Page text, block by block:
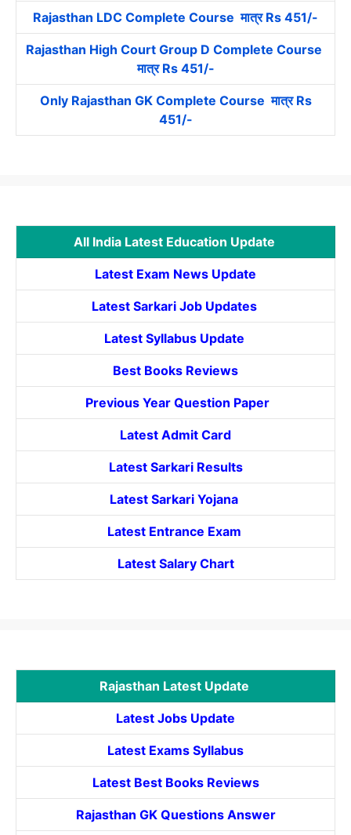
Rajasthan LDC Complete Course मात्र Rs 451/-
Rajasthan High Court Group D Complete Course
मात्र Rs 451/-
Only Rajasthan GK Complete Course मात्र Rs
451/-
All India Latest Education Update
Latest Exam News Update
Latest Sarkari Job Updates
Latest Syllabus Update
Best Books Reviews
Previous Year Question Paper
Latest Admit Card
Latest Sarkari Results
Latest Sarkari Yojana
Latest Entrance Exam
Latest Salary Chart
Rajasthan Latest Update
Latest Jobs Update
Latest Exams Syllabus
Latest Best Books Reviews
Rajasthan GK Questions Answer